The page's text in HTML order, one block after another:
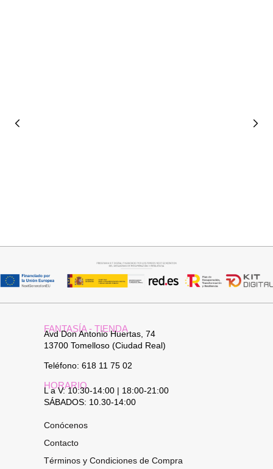
FANTASÍA - TIENDA
Avd Don Antonio Huertas, 74
13700 Tomelloso (Ciudad Real)
Teléfono: 618 11 75 02
HORARIO
L a V: 10:30-14:00 | 18:00-21:00
SÁBADOS: 10.30-14:00
Conócenos
Contacto
Términos y Condiciones de Compra